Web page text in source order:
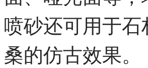
喷砂还可用于
桑的仿古效果。